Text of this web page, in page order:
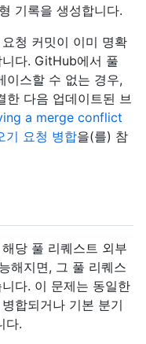
기록을 생성합니다.
청 커밋이 이미 명확
다. GitHub에서 풀
이스할 수 없는 경우,
한 다음 업데이트된 브
a merge conflict
기 요청 병합을(를) 참
당 풀 리퀘스트 외부
해지면, 그 풀 리퀘스
다. 이 문제는 동일한
합되거나 기본 분기
다.